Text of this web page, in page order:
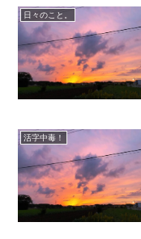
日々のこと。
活字中毒！